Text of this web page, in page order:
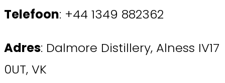
Telefoon: +44 1349 882362
Adres: Dalmore Distillery, Alness IV17
0UT, VK